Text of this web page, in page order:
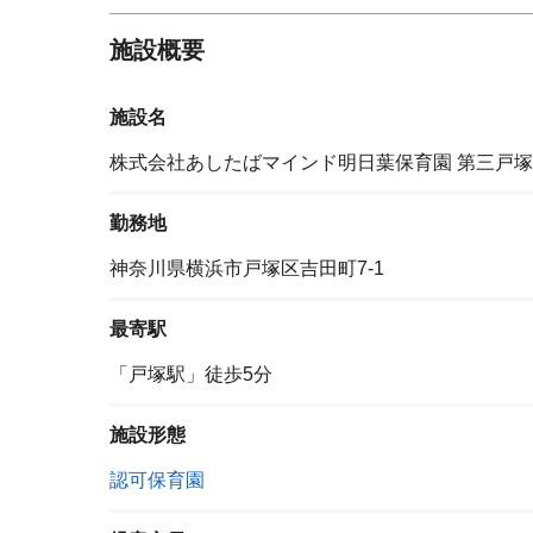
施設概要
施設名
株式会社あしたばマインド明日葉保育園 第三戸塚
勤務地
神奈川県横浜市戸塚区吉田町7-1
最寄駅
「戸塚駅」徒歩5分
施設形態
認可保育園